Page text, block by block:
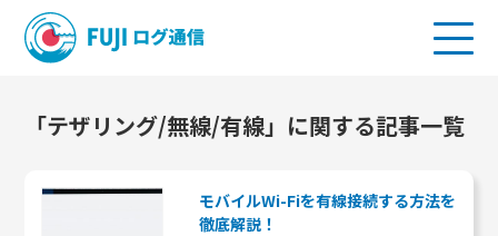
「テザリング/無線/有線」に関する記事一覧
モバイルWi-Fiを有線接続する方法を
徹底解説！